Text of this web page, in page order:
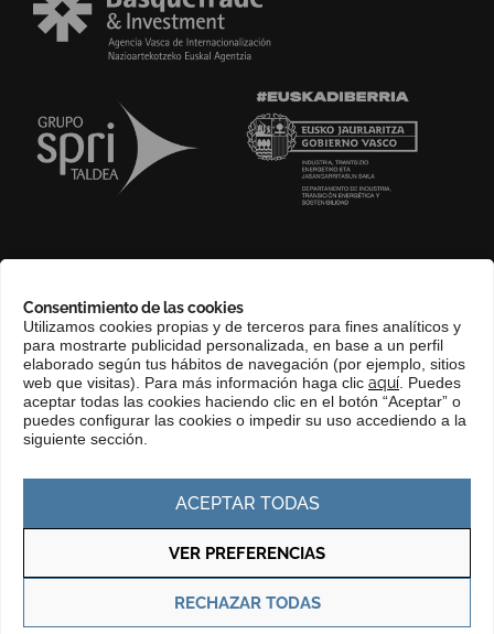
Consentimiento de las cookies
Utilizamos cookies propias y de terceros para fines analíticos y
para mostrarte publicidad personalizada, en base a un perfil
elaborado según tus hábitos de navegación (por ejemplo, sitios
web que visitas). Para más información haga clic aquí . Puedes
aceptar todas las cookies haciendo clic en el botón “Aceptar” o
puedes configurar las cookies o impedir su uso accediendo a la
siguiente sección.
ACEPTAR TODAS
RECHAZAR TODAS
VER PREFERENCIAS
COMPLIANCE CHANNEL
CONTACTO
EUSKERA
PERFIL DEL CONTRATANTE
Política de privacidad Política de cookies